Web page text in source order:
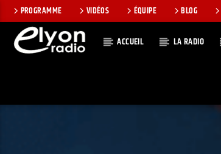
PROGRAMME VIDÉOS ÉQUIPE BLOG
ACCUEIL LA RADIO